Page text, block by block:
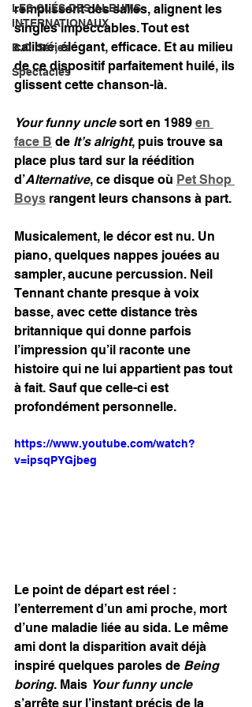
LES CLÉS DES ALBUMS
INTERNATIONAUX
B.O. Séries
Spectacles
remplissent des salles, alignent les
singles impeccables. Tout est
calibré, élégant, efficace. Et au milieu
de ce dispositif parfaitement huilé, ils
glissent cette chanson-là.
Your funny uncle sort en 1989 en
face B de It’s alright, puis trouve sa
place plus tard sur la réédition
d’Alternative, ce disque où Pet Shop
Boys rangent leurs chansons à part.
Musicalement, le décor est nu. Un
piano, quelques nappes jouées au
sampler, aucune percussion. Neil
Tennant chante presque à voix
basse, avec cette distance très
britannique qui donne parfois
l’impression qu’il raconte une
histoire qui ne lui appartient pas tout
à fait. Sauf que celle-ci est
profondément personnelle.
https://www.youtube.com/watch?
v=ipsqPYGjbeg
Le point de départ est réel :
l’enterrement d’un ami proche, mort
d’une maladie liée au sida. Le même
ami dont la disparition avait déjà
inspiré quelques paroles de Being
boring. Mais Your funny uncle
s’arrête sur l’instant précis de la